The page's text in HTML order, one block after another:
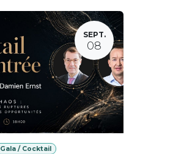
SEPT.
08
Gala / Cocktail